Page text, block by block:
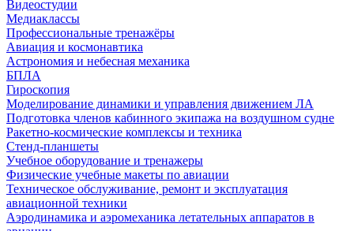
Видеостудии
Медиаклассы
Профессиональные тренажёры
Авиация и космонавтика
Астрономия и небесная механика
БПЛА
Гироскопия
Моделирование динамики и управления движением ЛА
Подготовка членов кабинного экипажа на воздушном судне
Ракетно-космические комплексы и техника
Стенд-планшеты
Учебное оборудование и тренажеры
Физические учебные макеты по авиации
Техническое обслуживание, ремонт и эксплуатация
авиационной техники
Аэродинамика и аэромеханика летательных аппаратов в